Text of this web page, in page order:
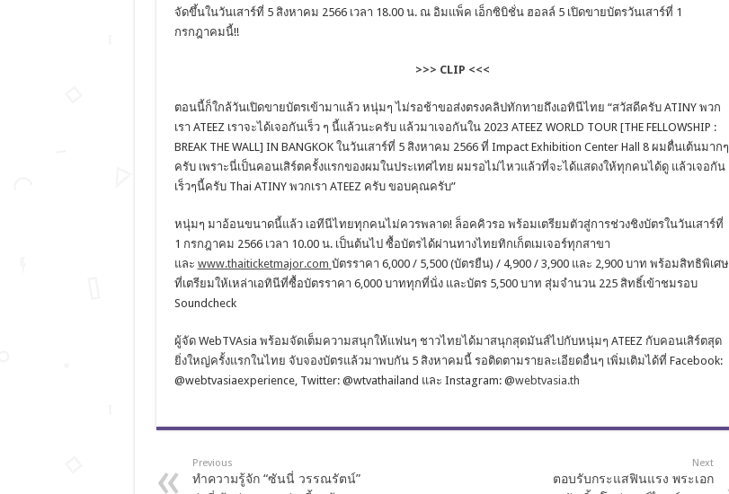
จัดขึ้นในวันเสาร์ที่ 5 สิงหาคม 2566 เวลา 18.00 น. ณ อิมแพ็ค เอ็กซิบิชั่น ฮอลล์ 5 เปิดขายบัตรวันเสาร์ที่ 1
กรกฎาคมนี้!!
>>> CLIP <<<
ตอนนี้ก็ใกล้วันเปิดขายบัตรเข้ามาแล้ว หนุ่มๆ ไม่รอช้าขอส่งตรงคลิปทักทายถึงเอทินีไทย “สวัสดีครับ ATINY พวก
เรา ATEEZ เราจะได้เจอกันเร็ว ๆ นี้แล้วนะครับ แล้วมาเจอกันใน 2023 ATEEZ WORLD TOUR [THE FELLOWSHIP :
BREAK THE WALL] IN BANGKOK ในวันเสาร์ที่ 5 สิงหาคม 2566 ที่ Impact Exhibition Center Hall 8 ผมตื่นเต้นมากๆ
ครับ เพราะนี่เป็นคอนเสิร์ตครั้งแรกของผมในประเทศไทย ผมรอไม่ไหวแล้วที่จะได้แสดงให้ทุกคนได้ดู แล้วเจอกัน
เร็วๆนี้ครับ Thai ATINY พวกเรา ATEEZ ครับ ขอบคุณครับ”
หนุ่มๆ มาอ้อนขนาดนี้แล้ว เอทีนีไทยทุกคนไม่ควรพลาด! ล็อคคิวรอ พร้อมเตรียมตัวสู่การช่วงชิงบัตรในวันเสาร์ที่
1 กรกฎาคม 2566 เวลา 10.00 น. เป็นต้นไป ซื้อบัตรได้ผ่านทางไทยทิกเก็ตเมเจอร์ทุกสาขา
และ www.thaiticketmajor.com บัตรราคา 6,000 / 5,500 (บัตรยืน) / 4,900 / 3,900 และ 2,900 บาท พร้อมสิทธิพิเศษ
ที่เตรียมให้เหล่าเอทินีที่ซื้อบัตรราคา 6,000 บาททุกที่นั่ง และบัตร 5,500 บาท สุ่มจำนวน 225 สิทธิ์เข้าชมรอบ
Soundcheck
ผู้จัด WebTVAsia พร้อมจัดเต็มความสนุกให้แฟนๆ ชาวไทยได้มาสนุกสุดมันส์ไปกับหนุ่มๆ ATEEZ กับคอนเสิร์ตสุด
ยิ่งใหญ่ครั้งแรกในไทย จับจองบัตรแล้วมาพบกัน 5 สิงหาคมนี้ รอติดตามรายละเอียดอื่นๆ เพิ่มเติมได้ที่ Facebook:
@webtvasiaexperience, Twitter: @wtvathailand และ Instagram: @webtvasia.th
Previous
ทำความรู้จัก “ซันนี่ วรรณรัตน์”
Next
ตอบรับกระแสฟินแรง พระเอก